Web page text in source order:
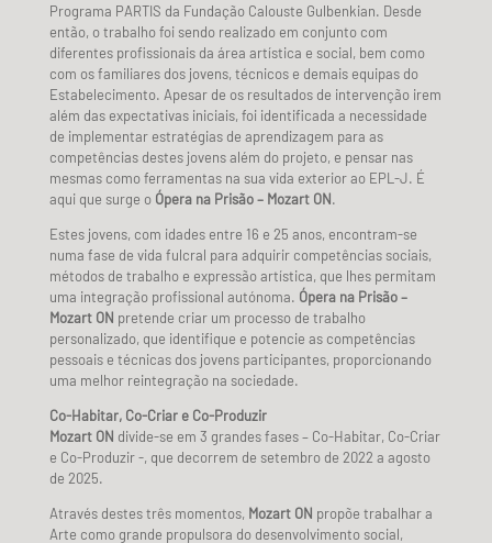
Programa PARTIS da Fundação Calouste Gulbenkian. Desde
então, o trabalho foi sendo realizado em conjunto com
diferentes profissionais da área artística e social, bem como
com os familiares dos jovens, técnicos e demais equipas do
Estabelecimento. Apesar de os resultados de intervenção irem
além das expectativas iniciais, foi identificada a necessidade
de implementar estratégias de aprendizagem para as
competências destes jovens além do projeto, e pensar nas
mesmas como ferramentas na sua vida exterior ao EPL-J. É
aqui que surge o Ópera na Prisão – Mozart ON.
Estes jovens, com idades entre 16 e 25 anos, encontram-se
numa fase de vida fulcral para adquirir competências sociais,
métodos de trabalho e expressão artística, que lhes permitam
uma integração profissional autónoma. Ópera na Prisão –
Mozart ON pretende criar um processo de trabalho
personalizado, que identifique e potencie as competências
pessoais e técnicas dos jovens participantes, proporcionando
uma melhor reintegração na sociedade.
Co-Habitar, Co-Criar e Co-Produzir
Mozart ON divide-se em 3 grandes fases – Co-Habitar, Co-Criar
e Co-Produzir -, que decorrem de setembro de 2022 a agosto
de 2025.
Através destes três momentos, Mozart ON propõe trabalhar a
Arte como grande propulsora do desenvolvimento social,